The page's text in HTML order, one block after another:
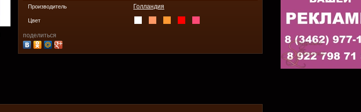
Производитель Голландия
Цвет
поделиться